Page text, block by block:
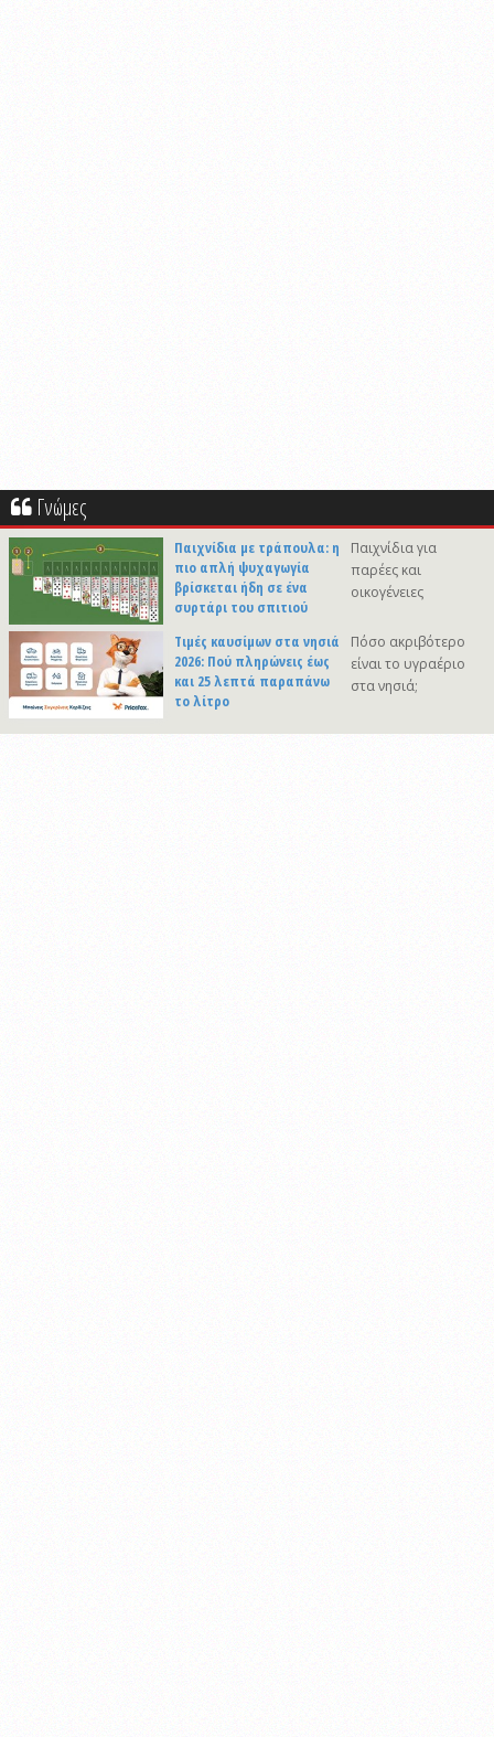
Γνώμες
Παιχνίδια με τράπουλα: η
πιο απλή ψυχαγωγία
βρίσκεται ήδη σε ένα
συρτάρι του σπιτιού
Παιχνίδια για
παρέες και
οικογένειες
Τιμές καυσίμων στα νησιά
2026: Πού πληρώνεις έως
και 25 λεπτά παραπάνω
το λίτρο
Πόσο ακριβότερο
είναι το υγραέριο
στα νησιά;